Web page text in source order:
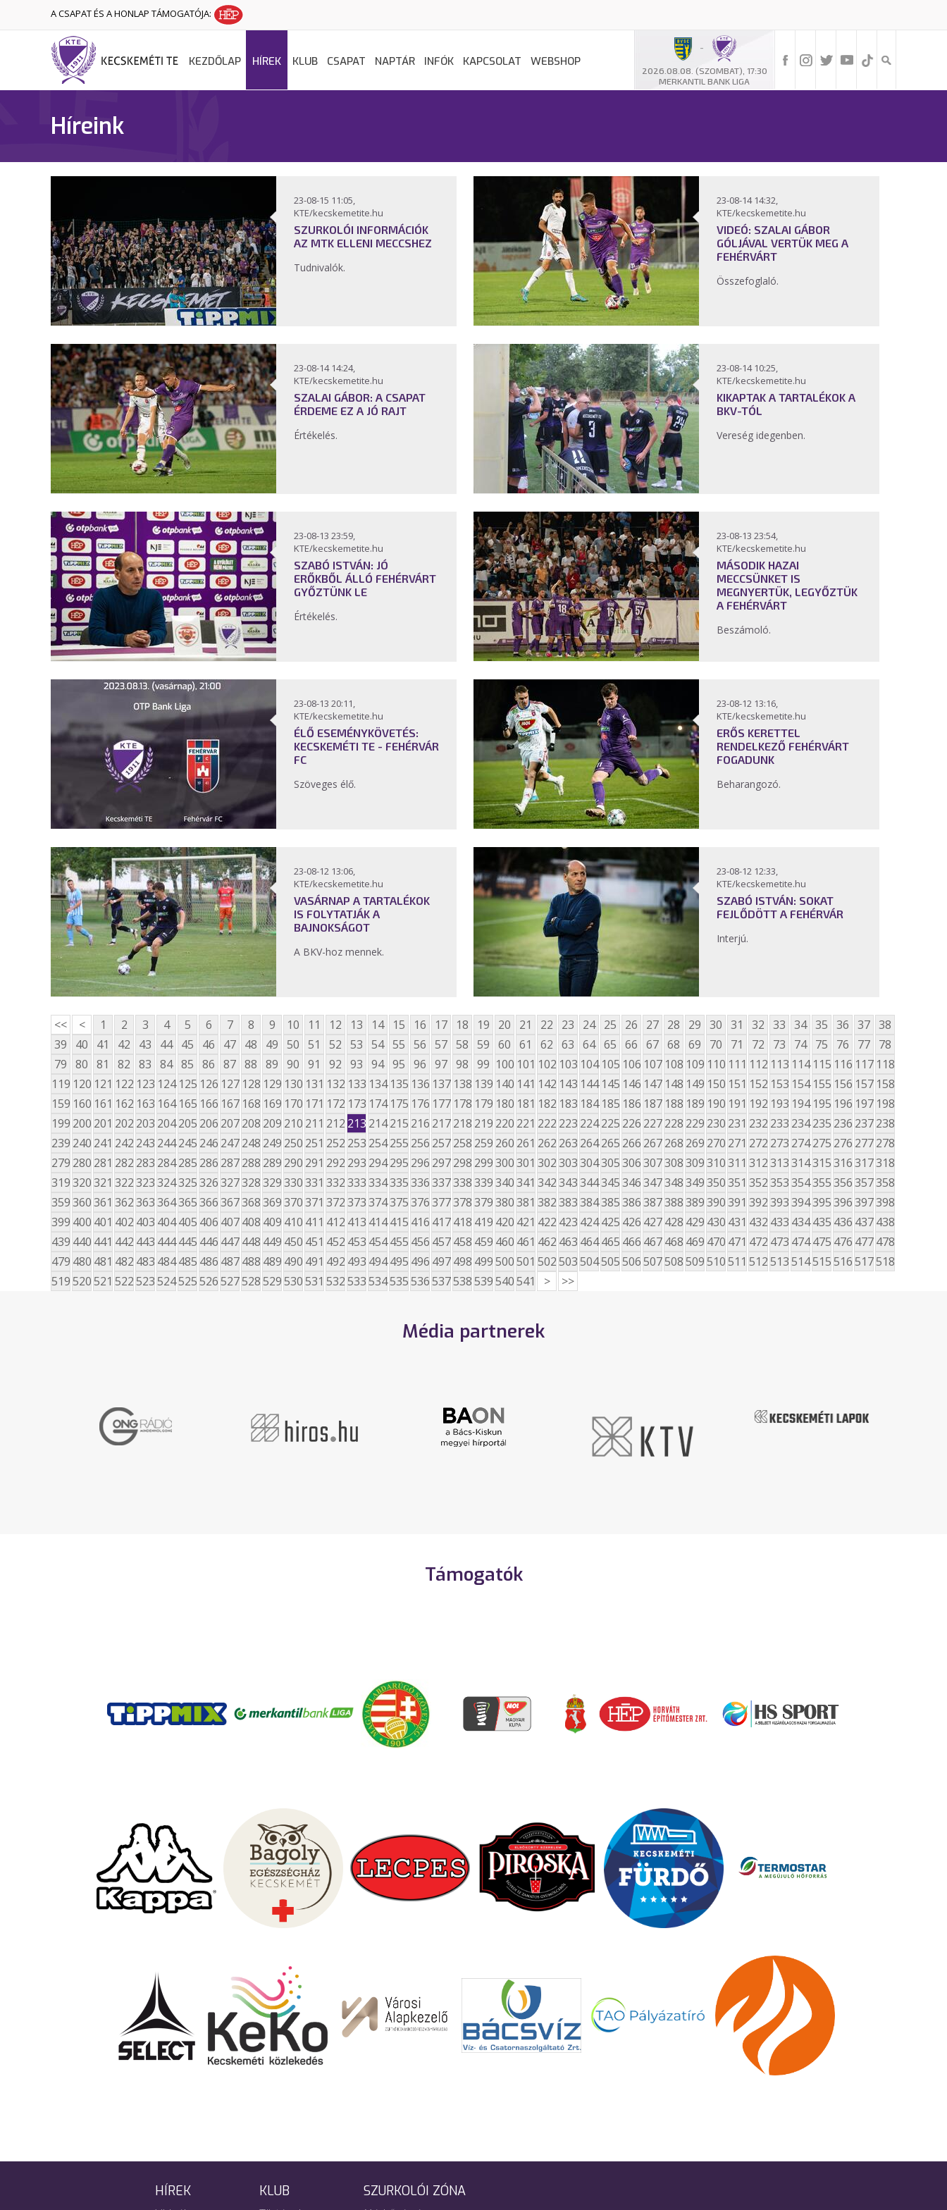
A CSAPAT ÉS A HONLAP TÁMOGATÓJA:
-
2026.08.08. (SZOMBAT), 17:30
MERKANTIL BANK LIGA
KEZDŐLAP HÍREK KLUB CSAPAT NAPTÁR INFÓK KAPCSOLAT WEBSHOP
Híreink
23-08-15 11:05,
KTE/kecskemetite.hu
SZURKOLÓI INFORMÁCIÓK
AZ MTK ELLENI MECCSHEZ
Tudnivalók.
23-08-14 14:32,
KTE/kecskemetite.hu
VIDEÓ: SZALAI GÁBOR
GÓLJÁVAL VERTÜK MEG A
FEHÉRVÁRT
Összefoglaló.
23-08-14 14:24,
KTE/kecskemetite.hu
SZALAI GÁBOR: A CSAPAT
ÉRDEME EZ A JÓ RAJT
Értékelés.
23-08-14 10:25,
KTE/kecskemetite.hu
KIKAPTAK A TARTALÉKOK A
BKV-TÓL
Vereség idegenben.
23-08-13 23:59,
KTE/kecskemetite.hu
SZABÓ ISTVÁN: JÓ
ERŐKBŐL ÁLLÓ FEHÉRVÁRT
GYŐZTÜNK LE
Értékelés.
23-08-13 23:54,
KTE/kecskemetite.hu
MÁSODIK HAZAI
MECCSÜNKET IS
MEGNYERTÜK, LEGYŐZTÜK
A FEHÉRVÁRT
Beszámoló.
23-08-13 20:11,
KTE/kecskemetite.hu
ÉLŐ ESEMÉNYKÖVETÉS:
KECSKEMÉTI TE - FEHÉRVÁR
FC
Szöveges élő.
23-08-12 13:16,
KTE/kecskemetite.hu
ERŐS KERETTEL
RENDELKEZŐ FEHÉRVÁRT
FOGADUNK
Beharangozó.
23-08-12 13:06,
KTE/kecskemetite.hu
VASÁRNAP A TARTALÉKOK
IS FOLYTATJÁK A
BAJNOKSÁGOT
A BKV-hoz mennek.
23-08-12 12:33,
KTE/kecskemetite.hu
SZABÓ ISTVÁN: SOKAT
FEJLŐDÖTT A FEHÉRVÁR
Interjú.
<< < 1 2 3 4 5 6 7 8 9 10 11 12 13 14 15 16 17 18 19 20 21 22 23 24 25 26 27 28 29 30 31 32 33 34 35 36 37 38
39
40 41 42 43 44 45 46 47 48 49 50 51 52 53 54 55 56 57 58 59 60 61 62 63 64 65 66 67 68 69 70 71 72 73 74 75 76 77 78
79 80 81 82 83 84 85 86 87 88 89 90 91 92 93 94 95 96 97 98 99 100 101 102 103 104 105 106 107 108 109 110 111 112 113 114 115 116 117 118
119 120 121 122 123 124 125 126 127 128 129 130 131 132 133 134 135 136 137 138 139 140 141 142 143 144 145 146 147 148 149 150 151 152 153 154 155 156 157 158
159 160 161 162 163 164 165 166 167 168 169 170 171 172 173 174 175 176 177 178 179 180 181 182 183 184 185 186 187 188 189 190 191 192 193 194 195 196 197 198
199 200 201 202 203 204205 206 207208 209 210 211 212 213 214215 216 217218 219 220 221 222 223 224225 226 227228 229 230 231 232 233 234235 236 237238
239 240 241 242 243 244245 246 247248 249 250 251 252 253 254255 256 257258 259 260 261 262 263 264265 266 267268 269 270 271 272 273 274275 276 277278
279 280 281 282 283 284285 286 287288 289 290 291 292 293 294295 296 297298 299300301 302303304305306307308309310311 312313314315316317318
319320321 322323324325326327328329330331 332333334335336337338339340341 342343344345346347348349350351 352353354355356357358
359360361 362363364365366367368369370371 372373374375376377378379380381 382383384385386387388389390391 392393394395396397398
399 400 401 402 403 404405 406 407408 409 410 411 412 413 414415 416 417418 419 420 421 422 423 424425 426 427428 429 430 431 432 433 434435 436 437438
439 440 441 442 443 444445 446 447448 449 450 451 452 453 454455 456 457458 459 460 461 462 463 464465 466 467468 469 470 471 472 473 474475 476 477478
479 480 481 482 483 484485 486 487488 489 490 491 492 493 494495 496 497498 499500501 502503504505506507508509510511 512513514515516517518
519520521 522523524525526527528529530531 532533534535536537538539540541 > >>
Média partnerek
Támogatók
HÍREK KLUB SZURKOLÓI ZÓNA